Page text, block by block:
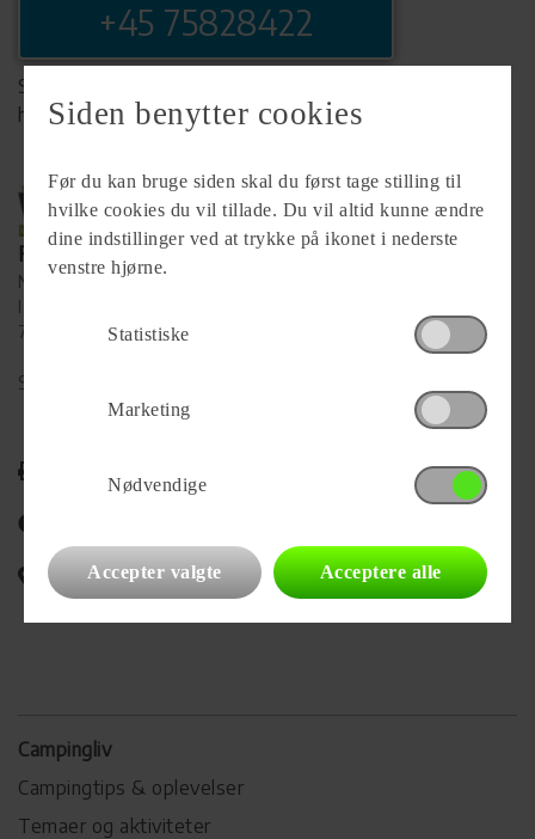
+45 75828422
Se komplet info på forhandlerens
hjemmeside
Forhandler
Ny Vejle Caravan A/S
Isabellahøj 6
7100 Vejle
Se alle
Campingvognens placering
Campingliv
Campingtips & oplevelser
Temaer og aktiviteter
Siden benytter cookies
Før du kan bruge siden skal du først tage stilling til
hvilke cookies du vil tillade. Du vil altid kunne ændre
dine indstillinger ved at trykke på ikonet i nederste
venstre hjørne.
Statistiske
Marketing
Nødvendige
Accepter valgte Acceptere alle